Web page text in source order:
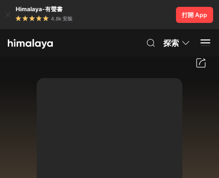
Himalaya-有聲書
4.8k 安裝
打開 App
探索